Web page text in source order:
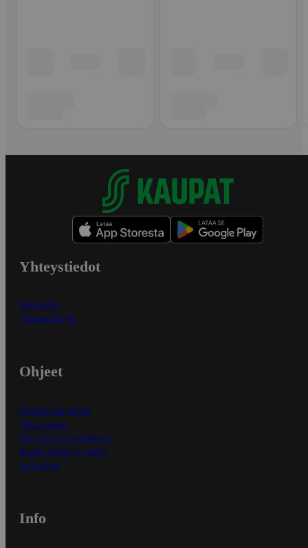
Yhteystiedot
Myymälät
Asiakaspalvelu
Ohjeet
Ensitilaajan ohjeet
Näin maksat
Näin tilaat ja muokkaat
Kaikki ohjeet ja vinkit
In English
Info